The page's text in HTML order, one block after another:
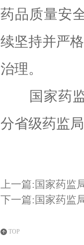
药品质量安
续坚持并严
治理。
国家药监
分省级药监
上一篇:国家药监
下一篇:国家药监
TOP